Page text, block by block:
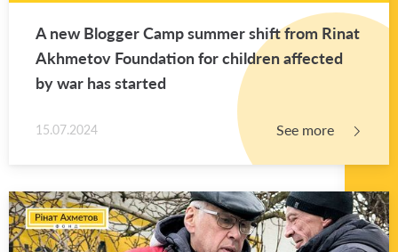
A new Blog­ger Camp sum­mer shift from Rinat
Akhme­tov Foun­da­tion for chil­dren af­fected
by war has started
15.07.2024 See more